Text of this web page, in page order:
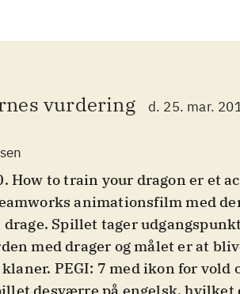
vurdering d. 25. mar.
How to train your dragon er et
animationsfilm med
Spillet tager
med drager og målet er at
PEGI: 7 med ikon for vold